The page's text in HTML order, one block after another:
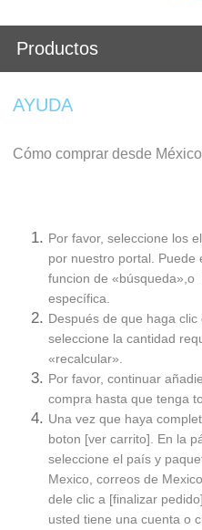
Productos
AYUDA
Cómo comprar desde México
Por favor, seleccione los
por nuestro portal. Puede
funcion de
específica.
Después de que haga
seleccione la cantidad
«recalcular».
Por favor, continuar
compra hasta que tenga
Una vez que haya
boton [ver carrito]. En la
seleccione el país y
Mexico, correos de
dele clic a [finalizar
usted tiene una cuenta o